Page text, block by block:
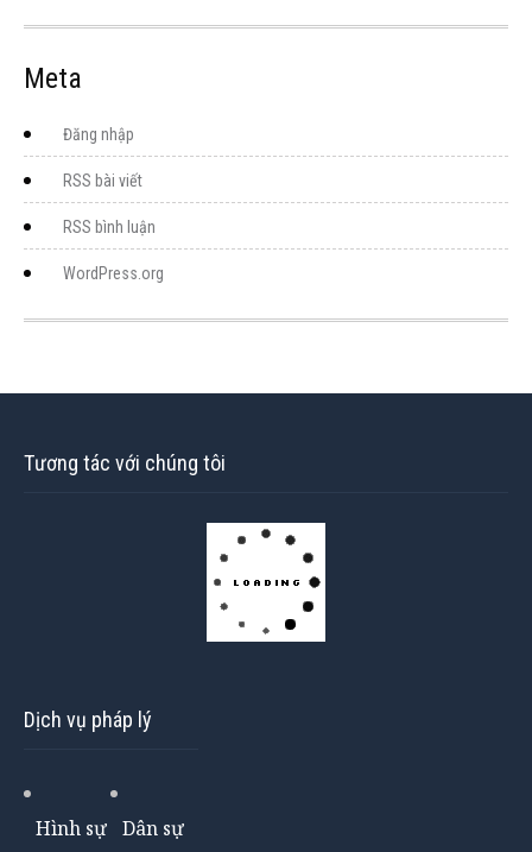
Meta
Đăng nhập
RSS bài viết
RSS bình luận
WordPress.org
Tương tác với chúng tôi
Dịch vụ pháp lý
Hình sự Dân sự